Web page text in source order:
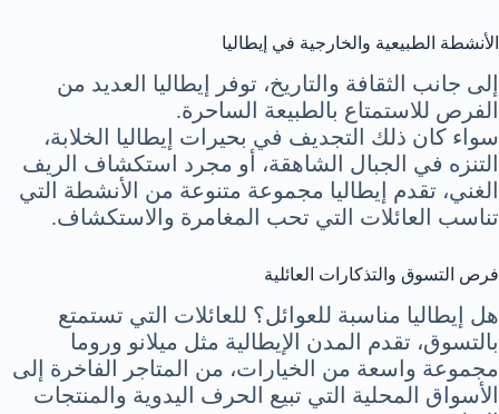
الأنشطة الطبيعية والخارجية في إيطاليا
إلى جانب الثقافة والتاريخ، توفر إيطاليا العديد من
الفرص للاستمتاع بالطبيعة الساحرة.
سواء كان ذلك التجديف في بحيرات إيطاليا الخلابة،
التنزه في الجبال الشاهقة، أو مجرد استكشاف الريف
الغني، تقدم إيطاليا مجموعة متنوعة من الأنشطة التي
تناسب العائلات التي تحب المغامرة والاستكشاف.
فرص التسوق والتذكارات العائلية
هل إيطاليا مناسبة للعوائل؟ للعائلات التي تستمتع
بالتسوق، تقدم المدن الإيطالية مثل ميلانو وروما
مجموعة واسعة من الخيارات، من المتاجر الفاخرة إلى
الأسواق المحلية التي تبيع الحرف اليدوية والمنتجات